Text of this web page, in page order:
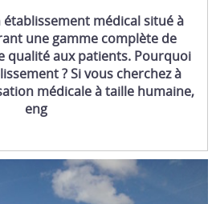
médical situé à
une gamme complète de
qualité aux patients. Pourquoi
? Si vous cherchez à
médicale à taille humaine,
eng